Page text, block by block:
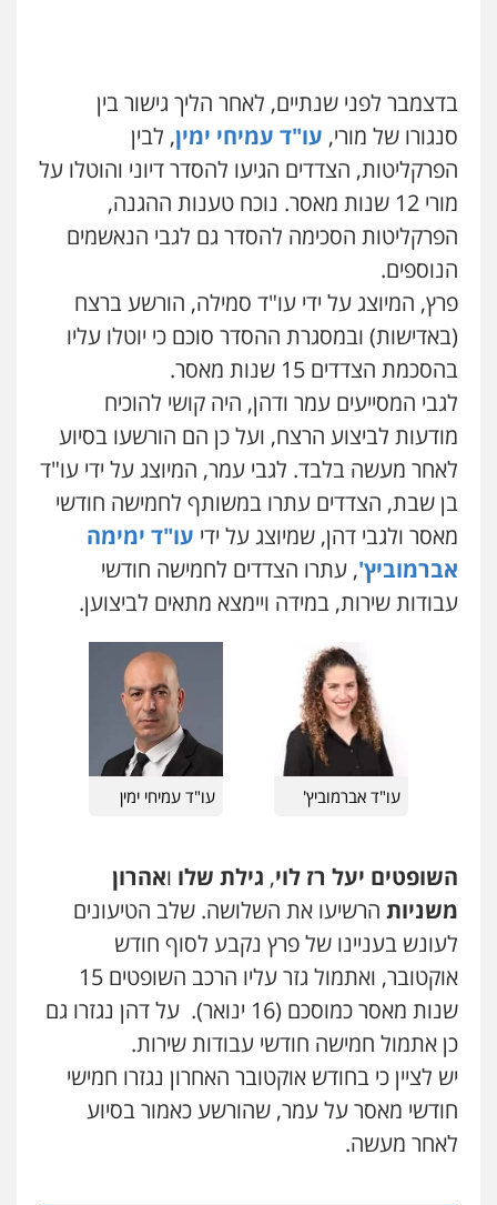
פשיעה חמורה מעצרים וחקירות
קטינים
0538788878
עו"ד אסף דוק
פלילי עבירות מין סמים והימורים פשיעה
חמורה חקירות ומעצרים צווארון לבן והונאה
בדצמבר לפני שנתיים, לאחר הליך גישור בין
סנגורו של מורי, עו"ד עמיחי ימין, לבין
הפרקליטות, הצדדים הגיעו להסדר דיוני והוטלו על
מורי 12 שנות מאסר. נוכח טענות ההגנה,
הפרקליטות הסכימה להסדר גם לגבי הנאשמים
הנוספים.
פרץ, המיוצג על ידי עו"ד סמילה, הורשע ברצח
(באדישות) ובמסגרת ההסדר סוכם כי יוטלו עליו
בהסכמת הצדדים 15 שנות מאסר.
לגבי המסייעים עמר ודהן, היה קושי להוכיח
מודעות לביצוע הרצח, ועל כן הם הורשעו בסיוע
לאחר מעשה בלבד. לגבי עמר, המיוצג על ידי עו"ד
בן שבת, הצדדים עתרו במשותף לחמישה חודשי
מאסר ולגבי דהן, שמיוצג על ידי עו"ד ימימה
אברמוביץ', עתרו הצדדים לחמישה חודשי
עבודות שירות, במידה ויימצא מתאים לביצוען.
עו"ד אברמוביץ' עו"ד עמיחי ימין
השופטים יעל רז לוי, גילת שלו ואהרון
משניות הרשיעו את השלושה. שלב הטיעונים
לעונש בעניינו של פרץ נקבע לסוף חודש
אוקטובר, ואתמול גזר עליו הרכב השופטים 15
שנות מאסר כמוסכם (16 ינואר). על דהן נגזרו גם
כן אתמול חמישה חודשי עבודות שירות.
יש לציין כי בחודש אוקטובר האחרון נגזרו חמישי
חודשי מאסר על עמר, שהורשע כאמור בסיוע
לאחר מעשה.
0544712201
עו"ד רונן בנדל
משפט פלילי פשיעה חמורה
0524282442
כבריאן, מזר – משרד עורכי דין
פלילי מעצרים וחקירות
0543986802